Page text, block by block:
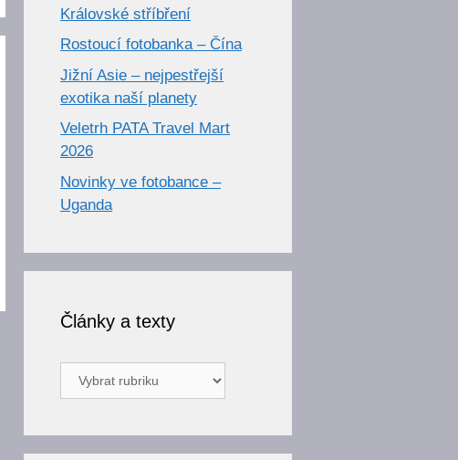
Královské stříbření
Rostoucí fotobanka – Čína
Jižní Asie – nejpestřejší
exotika naší planety
Veletrh PATA Travel Mart
2026
Novinky ve fotobance –
Uganda
Články a texty
Články
a